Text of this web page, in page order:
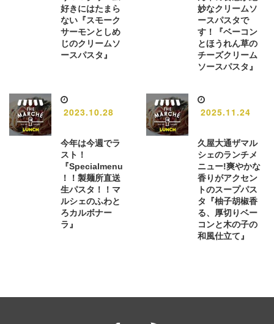
好きにはたまら
ない『スモーク
サーモンとしめ
じのクリームソ
ースパスタ』
妙なクリームソ
ースパスタで
す！『ベーコン
とほうれん草の
チーズクリーム
ソースパスタ』
2023.10.28
今年は今週でラ
スト！
『Specialmenu
！！製麺所直送
生パスタ！！マ
ルシェのふわと
ろカルボナー
ラ』
2025.11.24
久屋大通ザマル
シェのランチメ
ニュー!爽やかな
香りがアクセン
トのスープパス
タ『柚子胡椒香
る、厚切りベー
コンと木の子の
和風仕立て』